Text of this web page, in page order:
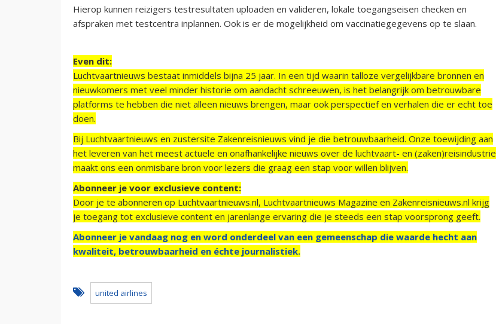
Hierop kunnen reizigers testresultaten uploaden en valideren, lokale toegangseisen checken en
afspraken met testcentra inplannen. Ook is er de mogelijkheid om vaccinatiegegevens op te slaan.
Even dit:
Luchtvaartnieuws bestaat inmiddels bijna 25 jaar. In een tijd waarin talloze vergelijkbare bronnen en
nieuwkomers met veel minder historie om aandacht schreeuwen, is het belangrijk om betrouwbare
platforms te hebben die niet alleen nieuws brengen, maar ook perspectief en verhalen die er echt toe
doen.
Bij Luchtvaartnieuws en zustersite Zakenreisnieuws vind je die betrouwbaarheid. Onze toewijding aan
het leveren van het meest actuele en onafhankelijke nieuws over de luchtvaart- en (zaken)reisindustrie
maakt ons een onmisbare bron voor lezers die graag een stap voor willen blijven.
Abonneer je voor exclusieve content:
Door je te abonneren op Luchtvaartnieuws.nl, Luchtvaartnieuws Magazine en Zakenreisnieuws.nl krijg
je toegang tot exclusieve content en jarenlange ervaring die je steeds een stap voorsprong geeft.
Abonneer je vandaag nog en word onderdeel van een gemeenschap die waarde hecht aan
kwaliteit, betrouwbaarheid en échte journalistiek.
united airlines